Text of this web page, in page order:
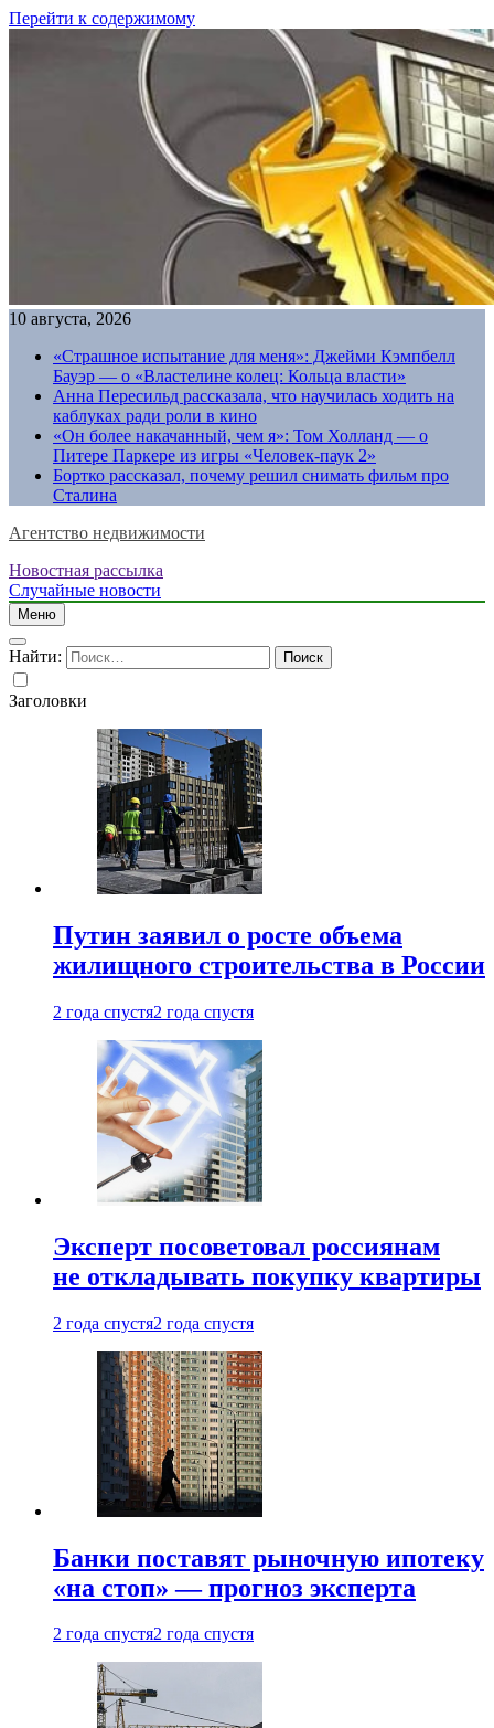
Перейти к содержимому
10 августа, 2026
«Страшное испытание для меня»: Джейми Кэмпбелл
Бауэр — о «Властелине колец: Кольца власти»
Анна Пересильд рассказала, что научилась ходить на
каблуках ради роли в кино
«Он более накачанный, чем я»: Том Холланд — о
Питере Паркере из игры «Человек-паук 2»
Бортко рассказал, почему решил снимать фильм про
Сталина
Агентство недвижимости
Новостная рассылка
Случайные новости
Меню
Найти:
Заголовки
Путин заявил о росте объема
жилищного строительства в России
2 года спустя2 года спустя
Эксперт посоветовал россиянам
не откладывать покупку квартиры
2 года спустя2 года спустя
Банки поставят рыночную ипотеку
«на стоп» — прогноз эксперта
2 года спустя2 года спустя